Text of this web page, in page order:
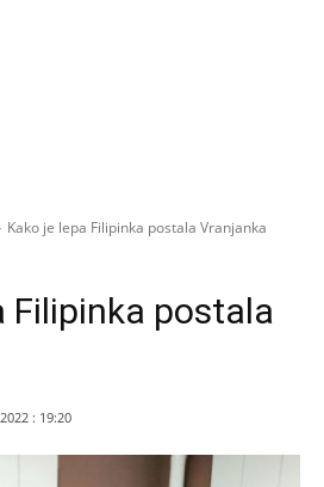
Kako je lepa Filipinka postala Vranjanka
Filipinka postala
: 19:20